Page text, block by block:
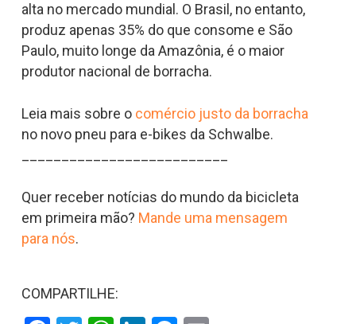
alta no mercado mundial. O Brasil, no entanto,
produz apenas 35% do que consome e São
Paulo, muito longe da Amazônia, é o maior
produtor nacional de borracha.
Leia mais sobre o comércio justo da borracha
no novo pneu para e-bikes da Schwalbe.
Quer receber notícias do mundo da bicicleta
em primeira mão? Mande uma mensagem
para nós.
COMPARTILHE: